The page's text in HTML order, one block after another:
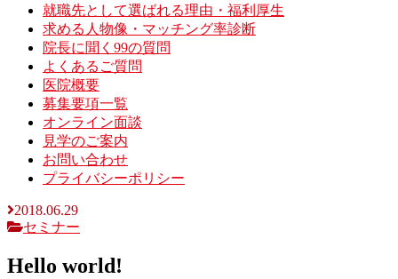
就職先として選ばれる理由・福利厚生
求める人物像・マッチング率診断
院長に聞く99の質問
よくあるご質問
医院概要
募集要項一覧
オンライン面談
見学のご案内
お問い合わせ
プライバシーポリシー
2018.06.29
セミナー
Hello world!